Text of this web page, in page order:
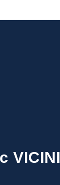
VICINI